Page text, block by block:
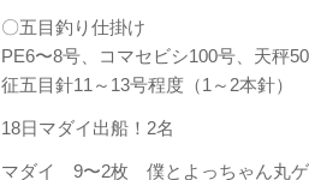
〇五目釣り仕掛け
PE6〜8号、コマセビシ100号、天秤
征五目針11～13号程度（1～2本針）
18日マダイ出船！2名
マダイ 9〜2枚 僕とよっちゃん丸